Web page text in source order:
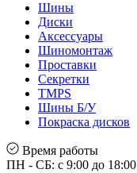
Шины
Диски
Аксессуары
Шиномонтаж
Проставки
Секретки
TMPS
Шины Б/У
Покраска дисков
Время работы
ПН - СБ: с 9:00 до 18:00